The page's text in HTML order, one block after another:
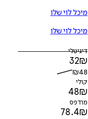
מיכל לוי שלו
מיכל לוי שלו
דיגיטלי
32₪
₪48
קולי
48₪
מודפס
78.4₪